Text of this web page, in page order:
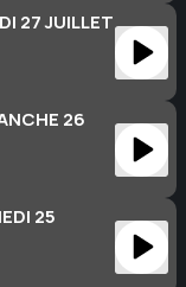
27 JUILLET
26
25